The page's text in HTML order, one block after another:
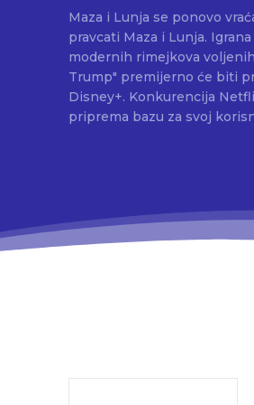
Maza i Lunja se ponovo
pravcati Maza i Lunja.
modernih rimejkova voljenih animiranih
Trump" premijerno će biti
Disney+. Konkurencija